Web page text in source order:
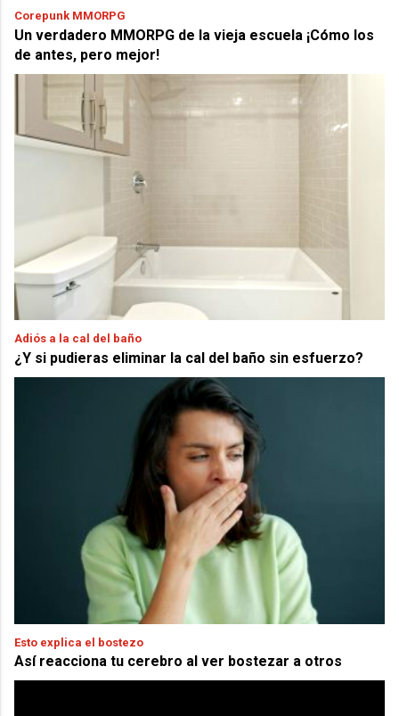
Corepunk MMORPG
Un verdadero MMORPG de la vieja escuela ¡Cómo los
de antes, pero mejor!
Adiós a la cal del baño
¿Y si pudieras eliminar la cal del baño sin esfuerzo?
Esto explica el bostezo
Así reacciona tu cerebro al ver bostezar a otros